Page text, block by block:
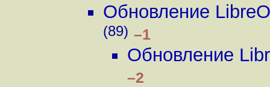
Обновление
(89) –1
Обновление
–2